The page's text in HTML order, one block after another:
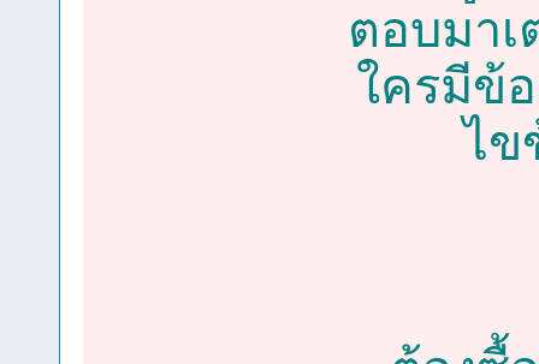
ตอบมาเ
ใครมีข้
ไข